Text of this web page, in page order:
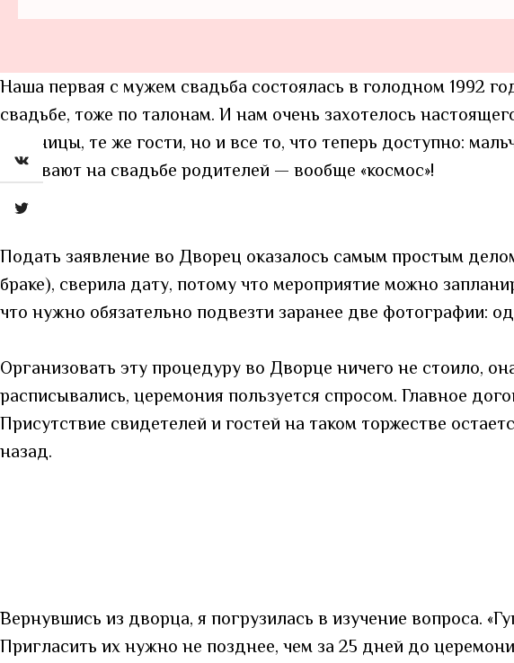
Наша первая с мужем свадьба состоялась в голодном 1992
свадьбе, тоже по талонам. И нам очень захотелось
лестницы, те же гости, но и все то, что теперь доступно:
побывают на свадьбе родителей — вообще «космос»!
Подать заявление во Дворец оказалось самым простым
браке), сверила дату, потому что мероприятие можно
что нужно обязательно подвезти заранее две фотографии:
Организовать эту процедуру во Дворце ничего не стоило,
расписывались, церемония пользуется спросом. Главное
Присутствие свидетелей и гостей на таком торжестве
назад.
Вернувшись из дворца, я погрузилась в изучение вопроса.
Пригласить их нужно не позднее, чем за 25 дней до